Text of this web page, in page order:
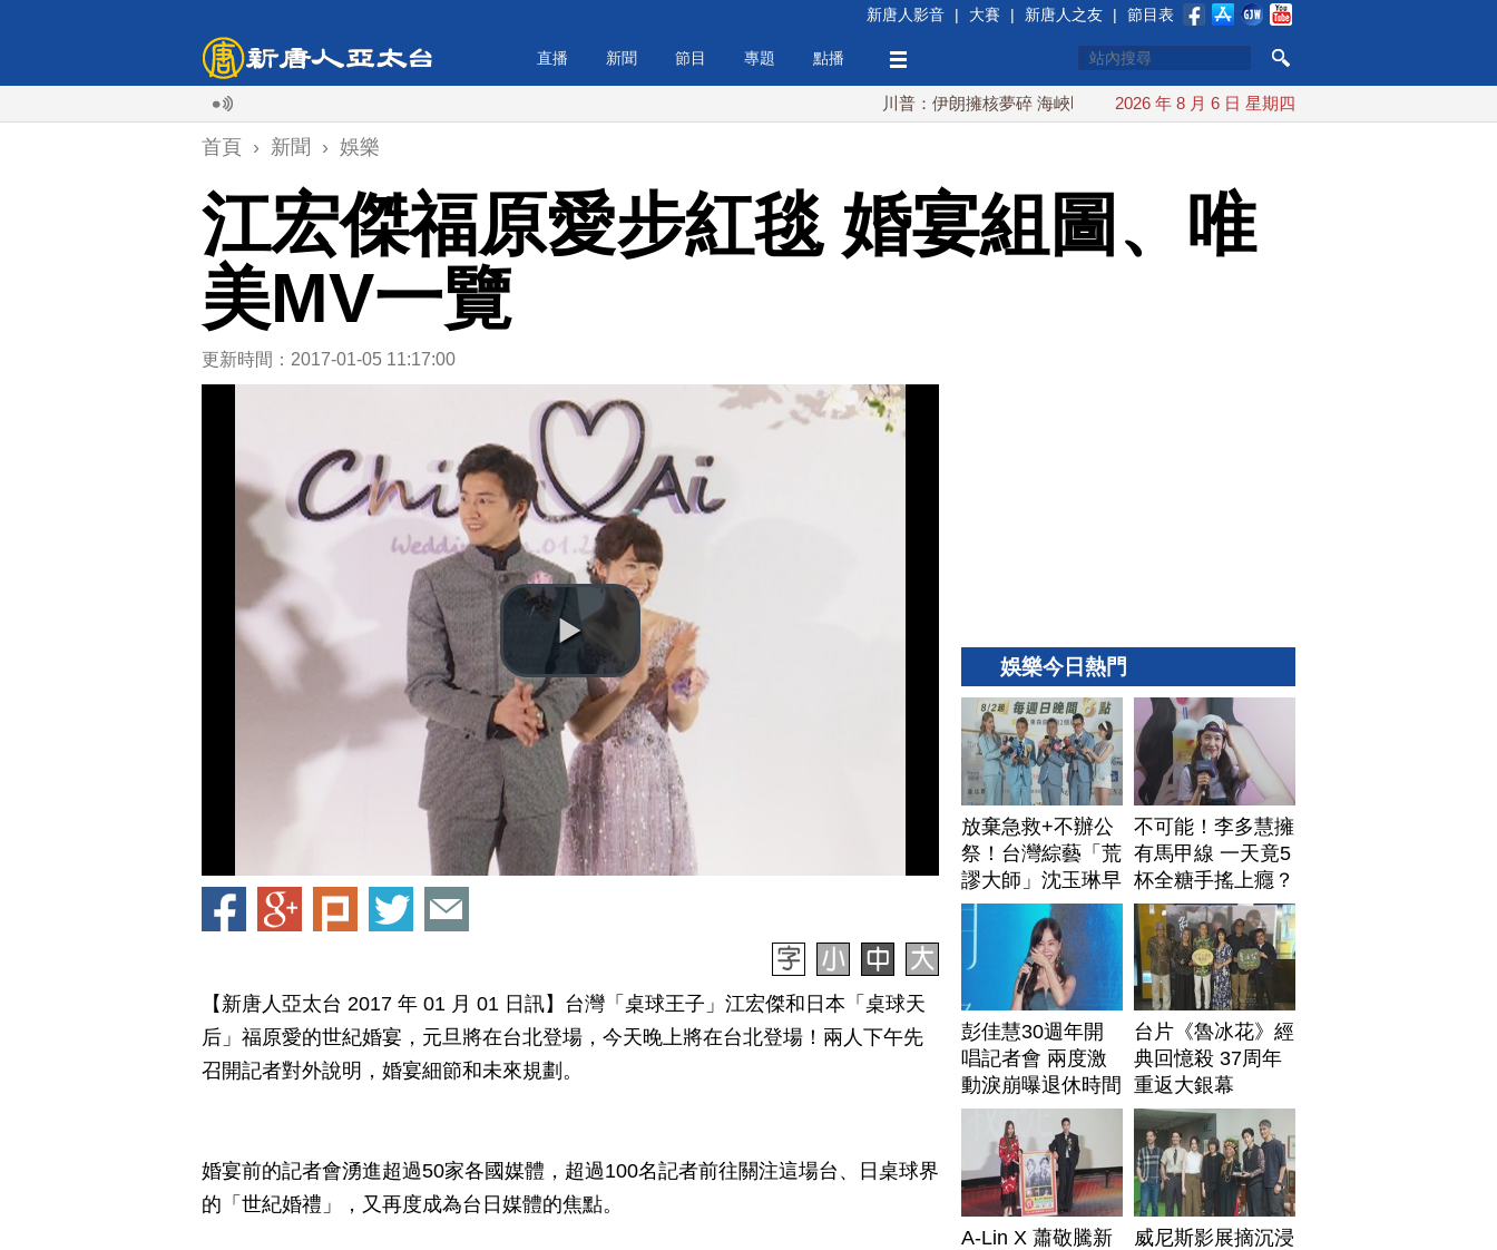
新唐人影音 | 大賽 | 新唐人之友 | 節目表
直播 新聞 節目 專題 點播
川普：伊朗擁核夢碎 海峽即將恢復通航 烏克蘭貨機旁驚現炸彈無人機 德國機場緊急拆彈
2026 年 8 月 6 日 星期四
首頁 › 新聞 › 娛樂
江宏傑福原愛步紅毯 婚宴組圖、唯
美MV一覽
更新時間：2017-01-05 11:17:00
【新唐人亞太台 2017 年 01 月 01 日訊】台灣「桌球王子」江宏傑和日本「桌球天
后」福原愛的世紀婚宴，元旦將在台北登場，今天晚上將在台北登場！兩人下午先
召開記者對外說明，婚宴細節和未來規劃。
婚宴前的記者會湧進超過50家各國媒體，超過100名記者前往關注這場台、日桌球界
的「世紀婚禮」，又再度成為台日媒體的焦點。
娛樂今日熱門
放棄急救+不辦公
祭！台灣綜藝「荒
謬大師」沈玉琳早
安排身後事
不可能！李多慧擁
有馬甲線 一天竟5
杯全糖手搖上癮？
彭佳慧30週年開
唱記者會 兩度激
動淚崩曝退休時間
台片《魯冰花》經
典回憶殺 37周年
重返大銀幕
A-Lin X 蕭敬騰新
威尼斯影展摘沉浸